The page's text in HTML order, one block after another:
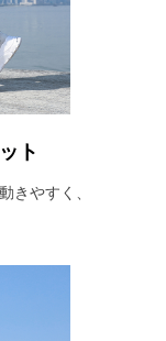
ト
きやすく、